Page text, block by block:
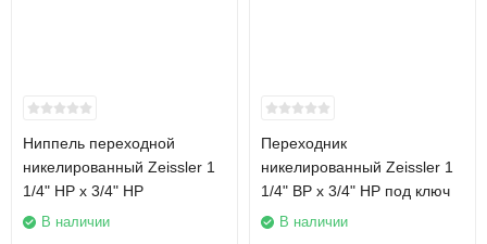
Ниппель переходной
никелированный Zeissler 1
1/4" НР х 3/4" НР
В наличии
Переходник
никелированный Zeissler 1
1/4" ВР х 3/4" НР под ключ
В наличии